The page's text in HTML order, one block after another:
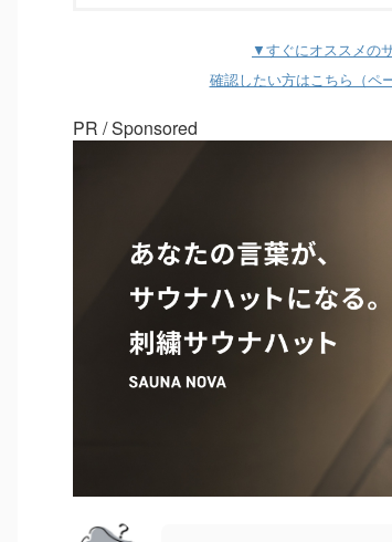
▼すぐにオススメの
確認したい方はこちら（ペ
PR / Sponsored